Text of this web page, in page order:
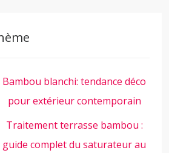
Bambou blanchi: tendance déco
pour extérieur contemporain
Traitement terrasse bambou :
guide complet du saturateur au